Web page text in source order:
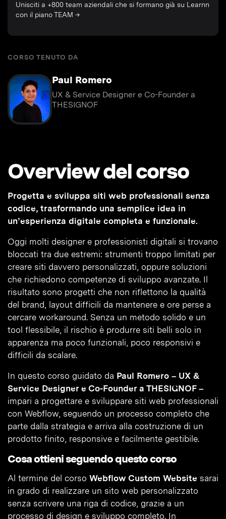
Unisciti a +800 team aziendali che si formano già su Learnn
con il piano TEAM →
CORSO TENUTO DA
Paul Romero
UX & Service Designer e Co-Founder a
THESIGNOF
Overview del corso
Progetta e sviluppa siti web professionali senza
codice, trasformando una semplice idea in
un’esperienza digitale completa e funzionale.
Oggi molti designer e professionisti digitali si trovano
bloccati tra due estremi: strumenti troppo limitati per
creare siti davvero personalizzati, oppure soluzioni
che richiedono competenze di sviluppo avanzate. Il
risultato sono progetti che non riflettono la qualità
del brand, layout difficili da mantenere e ore perse a
cercare workaround. Senza un metodo solido e un
tool flessibile, il rischio è produrre siti belli solo in
apparenza ma poco funzionali, poco responsivi e
difficili da scalare.
In questo corso guidato da Paul Romero – UX &
Service Designer e Co-Founder a THESIGNOF –
impari a progettare e sviluppare siti web professionali
con Webflow, seguendo un processo completo che
parte dalla strategia e arriva alla costruzione di un
prodotto finito, responsive e facilmente gestibile.
Cosa ottieni seguendo questo corso
Al termine del corso Webflow Custom Website sarai
in grado di realizzare un sito web personalizzato
senza scrivere una riga di codice, grazie a un
processo di design e sviluppo completo. In